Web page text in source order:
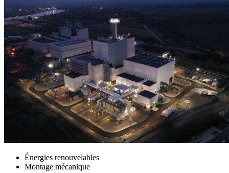
Énergies renouvelables
Montage mécanique